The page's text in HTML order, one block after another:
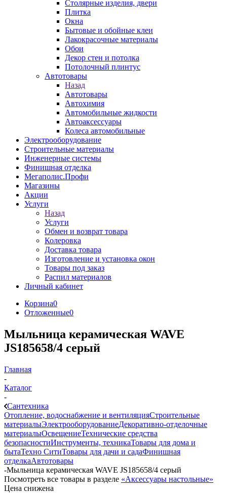
Столярные изделия, двери
Плитка
Окна
Бытовые и обойные клеи
Лакокрасочные материалы
Обои
Декор стен и потолка
Потолочный плинтус
Автотовары
Назад
Автотовары
Автохимия
Автомобильные жидкости
Автоаксессуары
Колеса автомобильные
Электрооборудование
Строительные материалы
Инженерные системы
Финишная отделка
Мегаполис.Профи
Магазины
Акции
Услуги
Назад
Услуги
Обмен и возврат товара
Колеровка
Доставка товара
Изготовление и установка окон
Товары под заказ
Распил материалов
Личный кабинет
Корзина0
Отложенные0
Мыльница керамическая WAVE
JS185658/4 серый
Главная
-
Каталог
-
Сантехника
Отопление, водоснабжение и вентиляцияСтроительные
материалыЭлектрооборудованиеДекоративно-отделочные
материалыОсвещениеТехнические средства
безопасностиИнструменты, техникаТовары для дома и
бытаТехно СитиТовары для дачи и садаФинишная
отделкаАвтотовары
-Мыльница керамическая WAVE JS185658/4 серый
Посмотреть все товары в разделе «Аксессуары настольные»
Цена снижена